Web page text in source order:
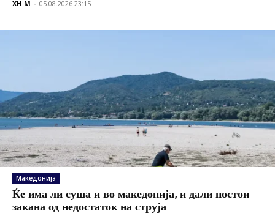
XH M - 05.08.2026 23:15
Македонија
Ќе има ли суша и во македонија, и дали постои
закана од недостаток на струја